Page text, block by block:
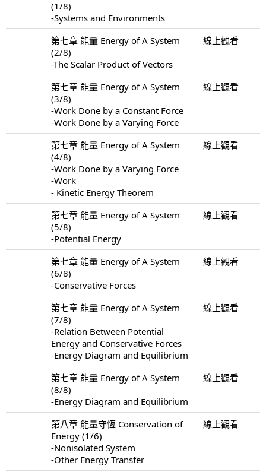
(1/8)
-Systems and Environments
第七章 能量 Energy of A System
(2/8)
-The Scalar Product of Vectors
線上觀看
第七章 能量 Energy of A System
(3/8)
-Work Done by a Constant Force
-Work Done by a Varying Force
線上觀看
第七章 能量 Energy of A System
(4/8)
-Work Done by a Varying Force
-Work
- Kinetic Energy Theorem
線上觀看
第七章 能量 Energy of A System
(5/8)
-Potential Energy
線上觀看
第七章 能量 Energy of A System
(6/8)
-Conservative Forces
線上觀看
第七章 能量 Energy of A System
(7/8)
-Relation Between Potential
Energy and Conservative Forces
-Energy Diagram and Equilibrium
線上觀看
第七章 能量 Energy of A System
(8/8)
-Energy Diagram and Equilibrium
線上觀看
第八章 能量守恆 Conservation of
Energy (1/6)
-Nonisolated System
-Other Energy Transfer
線上觀看